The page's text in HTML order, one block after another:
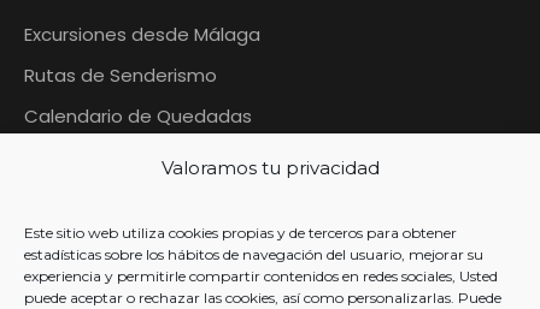
Valoramos tu privacidad
Este sitio web utiliza cookies propias y de terceros para obtener
estadísticas sobre los hábitos de navegación del usuario, mejorar su
experiencia y permitirle compartir contenidos en redes sociales, Usted
puede aceptar o rechazar las cookies, así como personalizarlas. Puede
Excursiones desde Málaga
Rutas de Senderismo
Calendario de Quedadas
Blog Quedadas Malaga
Contacto